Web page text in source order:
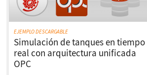
EJEMPLO DESCARGABLE
Simulación de tanques en tiempo
real con arquitectura unificada
OPC